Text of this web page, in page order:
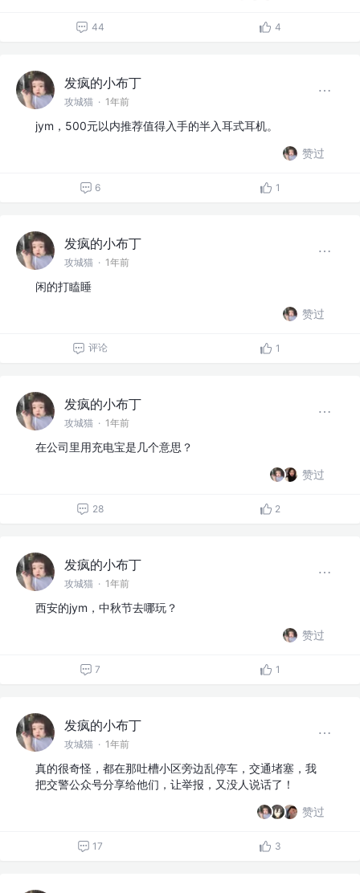
44 4
发疯的小布丁
攻城猫 · 1年前
jym，500元以内推荐值得入手的半入耳式耳机。
赞过
6 1
发疯的小布丁
攻城猫 · 1年前
闲的打瞌睡
赞过
评论 1
发疯的小布丁
攻城猫 · 1年前
在公司里用充电宝是几个意思？
赞过
28 2
发疯的小布丁
攻城猫 · 1年前
西安的jym，中秋节去哪玩？
赞过
7 1
发疯的小布丁
攻城猫 · 1年前
真的很奇怪，都在那吐槽小区旁边乱停车，交通堵塞，我
把交警公众号分享给他们，让举报，又没人说话了！
赞过
17 3